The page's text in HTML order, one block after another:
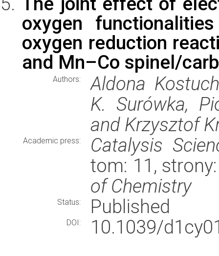
oxygen
oxygen reduction
and Mn–Co spinel/
Authors:
Aldona
K. Surówka,
and Krzysztof
Academic press:
Catalysis
tom: 11,
of Chemistry
Status: Published
DOI: 10.1039/